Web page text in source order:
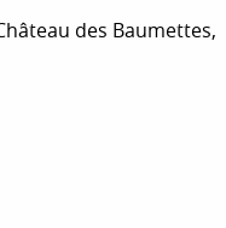
des Baumettes,